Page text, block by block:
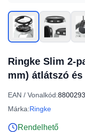
Ringke Slim 2-
mm) átlátszó
EAN / Vonalkód:
Márka:Ringke
Rendelhető